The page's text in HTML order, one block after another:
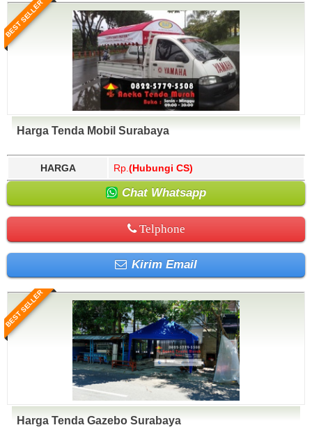
BEST SELLER
Harga Tenda Mobil Surabaya
HARGA Rp. (Hubungi CS)
Chat Whatsapp
Telphone
Kirim Email
BEST SELLER
Harga Tenda Gazebo Surabaya